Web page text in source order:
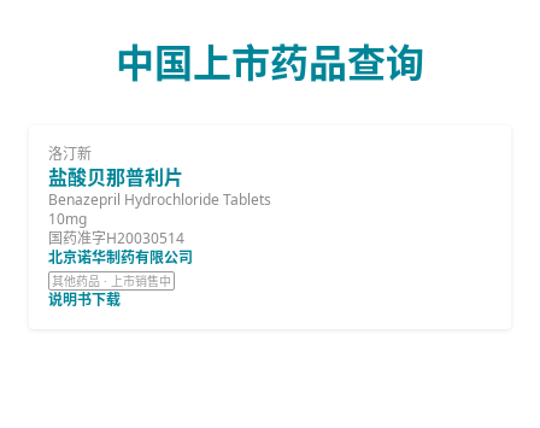
中国上市药品查询
洛汀新
盐酸贝那普利片
Benazepril Hydrochloride Tablets
10mg
国药准字H20030514
北京诺华制药有限公司
其他药品 · 上市销售中
说明书下载